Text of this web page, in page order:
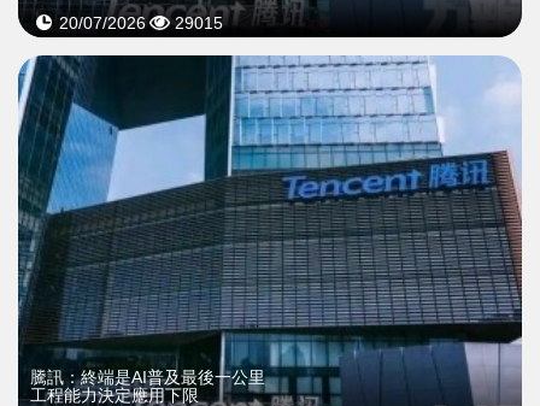
20/07/2026 29015
騰訊：終端是AI普及最後一公里
工程能力決定應用下限